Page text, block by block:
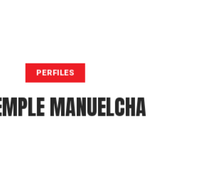
PERFILES
MANUELCHA